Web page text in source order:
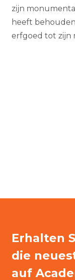
zijn
heeft
erfgoed tot zijn
Erhalten
die
auf